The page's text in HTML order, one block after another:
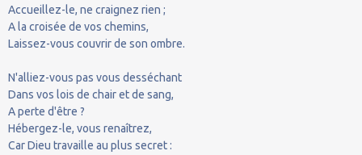
Accueillez-le, ne craignez rien ;
A la croisée de vos chemins,
Laissez-vous couvrir de son ombre.
N'alliez-vous pas vous desséchant
Dans vos lois de chair et de sang,
A perte d'être ?
Hébergez-le, vous renaîtrez,
Car Dieu travaille au plus secret :